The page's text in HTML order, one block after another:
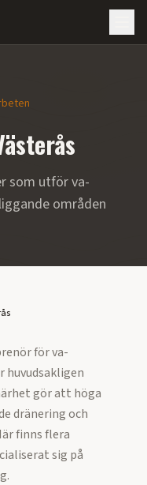
som utförva-
områden
förva-
huvudsakligen
gör att höga
dränering och
finns flera
sig på